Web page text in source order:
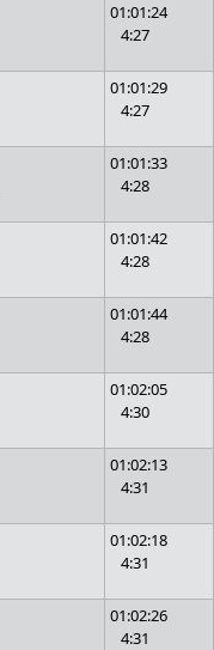
01:01:24
4:27
01:01:29
4:27
01:01:33
4:28
01:01:42
4:28
01:01:44
4:28
01:02:05
4:30
01:02:13
4:31
01:02:18
4:31
01:02:26
4:31